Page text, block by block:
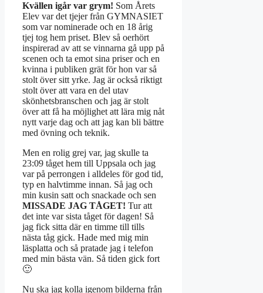
Kvällen igår var grym! Som Årets
Elev var det tjejer från GYMNASIET
som var nominerade och en 18 årig
tjej tog hem priset. Blev så oerhört
inspirerad av att se vinnarna gå upp på
scenen och ta emot sina priser och en
kvinna i publiken grät för hon var så
stolt över sitt yrke. Jag är också riktigt
stolt över att vara en del utav
skönhetsbranschen och jag är stolt
över att få ha möjlighet att lära mig nåt
nytt varje dag och att jag kan bli bättre
med övning och teknik.
Men en rolig grej var, jag skulle ta
23:09 tåget hem till Uppsala och jag
var på perrongen i alldeles för god tid,
typ en halvtimme innan. Så jag och
min kusin satt och snackade och sen
MISSADE JAG TÅGET! Tur att
det inte var sista tåget för dagen! Så
jag fick sitta där en timme till tills
nästa tåg gick. Hade med mig min
läsplatta och så pratade jag i telefon
med min bästa vän. Så tiden gick fort
🙂
Nu ska jag kolla igenom bilderna från